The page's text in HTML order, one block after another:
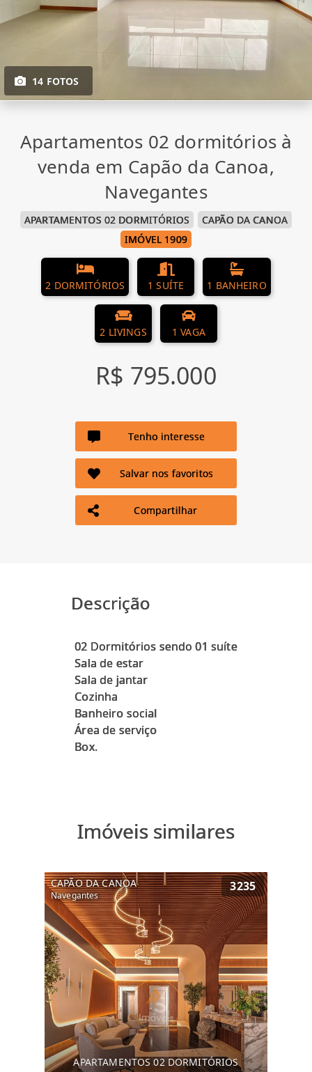
14 FOTOS
Apartamentos 02 dormitórios à
venda em Capão da Canoa,
Navegantes
APARTAMENTOS 02 DORMITÓRIOS
CAPÃO DA CANOA
IMÓVEL 1909
2 DORMITÓRIOS 1 SUÍTE 1 BANHEIRO
2 LIVINGS 1 VAGA
R$ 795.000
Tenho interesse
Salvar nos favoritos
Compartilhar
Descrição
02 Dormitórios sendo 01 suíte
Sala de estar
Sala de jantar
Cozinha
Banheiro social
Área de serviço
Box.
Imóveis similares
CAPÃO DA CANOA
Navegantes
3235
APARTAMENTOS 02 DORMITÓRIOS